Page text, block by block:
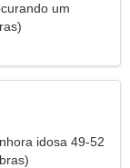
um
idosa 49-52